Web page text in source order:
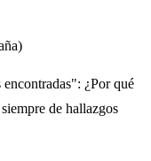
¿Por qué
de hallazgos